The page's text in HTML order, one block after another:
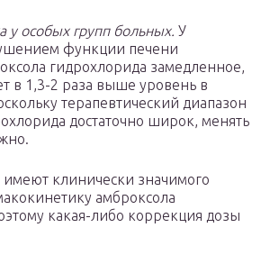
у особых групп больных. У
функции печени
гидрохлорида замедленное,
в 1,3-2 раза выше уровень в
терапевтический диапазон
достаточно широк, менять
имеют клинически значимого
амброксола
какая-либо коррекция дозы